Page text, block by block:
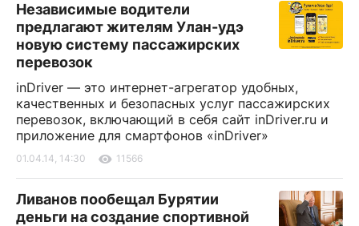
Независимые водители
предлагают жителям Улан-удэ
новую систему пассажирских
перевозок
inDriver — это интернет-агрегатор удобных,
качественных и безопасных услуг пассажирских
перевозок, включающий в себя сайт inDriver.ru и
приложение для смартфонов «inDriver»
01.04.14, 14:30 11566
Ливанов пообещал Бурятии
деньги на создание спортивной